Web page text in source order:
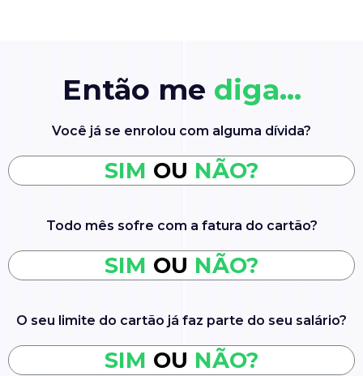
Então me diga…
Você já se enrolou com alguma dívida?
SIM OU NÃO?
Todo mês sofre com a fatura do cartão?
SIM OU NÃO?
O seu limite do cartão já faz parte do seu salário?
SIM OU NÃO?